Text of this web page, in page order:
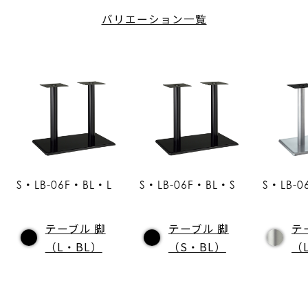
バリエーション一覧
S・LB-06F・BL・L
テーブル 脚
（L・BL）
S・LB-06F・BL・S
テーブル 脚
（S・BL）
S・LB-
テ